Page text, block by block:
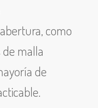
como
malla
de